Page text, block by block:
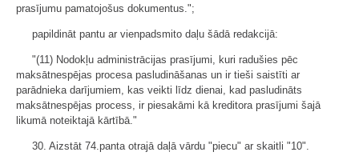
prasījumu pamatojošus dokumentus.";
papildināt pantu ar vienpadsmito daļu šādā redakcijā:
"(11) Nodokļu administrācijas prasījumi, kuri radušies pēc
maksātnespējas procesa pasludināšanas un ir tieši saistīti ar
parādnieka darījumiem, kas veikti līdz dienai, kad pasludināts
maksātnespējas process, ir piesakāmi kā kreditora prasījumi šajā
likumā noteiktajā kārtībā."
30. Aizstāt 74.panta otrajā daļā vārdu "piecu" ar skaitli "10".